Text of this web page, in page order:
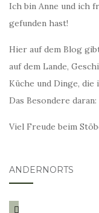
Ich bin Anne und ich
gefunden hast!
Hier auf dem Blog
auf dem Lande,
Küche und Dinge, die
Das Besondere
Viel Freude beim
ANDERNORTS
bloglovin